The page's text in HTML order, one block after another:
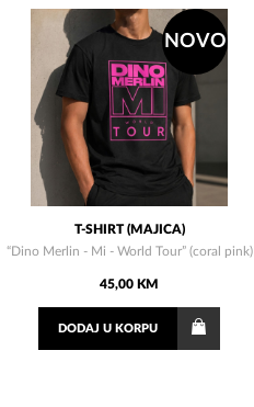
NOVO
T-SHIRT (MAJICA)
“Dino Merlin - Mi - World Tour” (coral pink)
45,00 KM
DODAJ U KORPU